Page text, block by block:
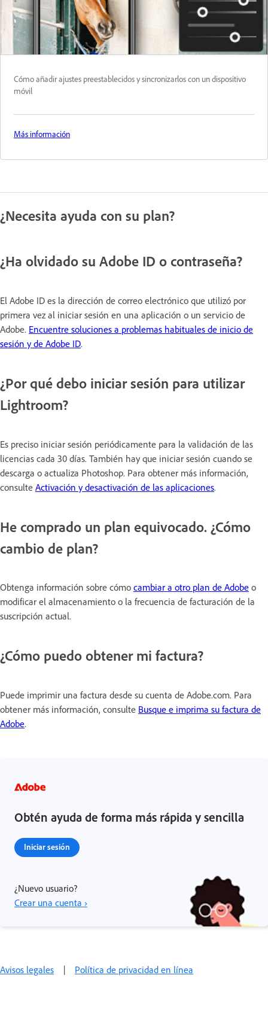
Cómo añadir ajustes preestablecidos y sincronizarlos con un dispositivo
móvil
Más información
¿Necesita ayuda con su plan?
¿Ha olvidado su Adobe ID o contraseña?
El Adobe ID es la dirección de correo electrónico que utilizó por
primera vez al iniciar sesión en una aplicación o un servicio de
Adobe. Encuentre soluciones a problemas habituales de inicio de
sesión y de Adobe ID.
¿Por qué debo iniciar sesión para utilizar
Lightroom?
Es preciso iniciar sesión periódicamente para la validación de las
licencias cada 30 días. También hay que iniciar sesión cuando se
descarga o actualiza Photoshop. Para obtener más información,
consulte Activación y desactivación de las aplicaciones.
He comprado un plan equivocado. ¿Cómo
cambio de plan?
Obtenga información sobre cómo cambiar a otro plan de Adobe o
modificar el almacenamiento o la frecuencia de facturación de la
suscripción actual.
¿Cómo puedo obtener mi factura?
Puede imprimir una factura desde su cuenta de Adobe.com. Para
obtener más información, consulte Busque e imprima su factura de
Adobe.
Obtén ayuda de forma más rápida y sencilla
Iniciar sesión
¿Nuevo usuario?
Crear una cuenta ›
Avisos legales | Política de privacidad en línea